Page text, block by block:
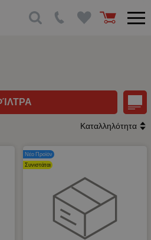
Καταλληλότητα
Νέο Προϊόν
Συνιστάται